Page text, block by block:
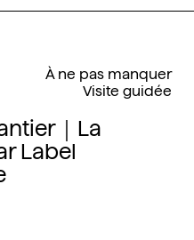
｜La
Label
À ne pas manquer
Visite guidée